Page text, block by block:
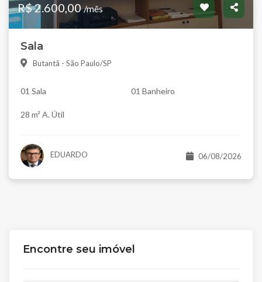
Encontre seu imóvel
R$ 2.600,00/mês
Sala
Butantã - São Paulo/SP
01 Sala 01 Banheiro
28 m² A. Útil
EDUARDO 06/08/2026